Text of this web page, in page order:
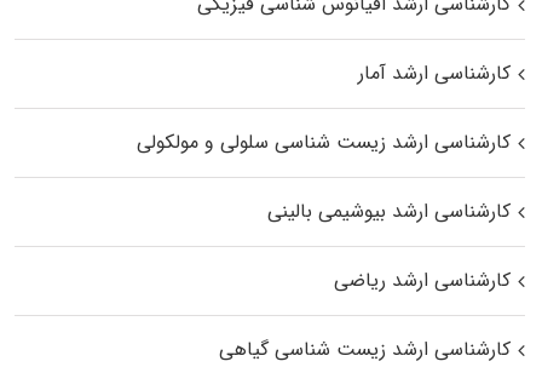
کارشناسی ارشد آمار
کارشناسی ارشد زیست شناسی سلولی و مولکولی
کارشناسی ارشد بیوشیمی بالینی
کارشناسی ارشد ریاضی
کارشناسی ارشد زیست‌ شناسی گیاهی